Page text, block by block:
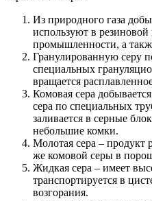
Из природного газа
используют в
промышленности, а
Гранулированную серу
специальных
вращается
Комовая сера
сера по специальных
заливается в серные
небольшие комки.
Молотая сера – продукт
же комовой серы в
Жидкая сера – имеет
транспортируется в
возгорания.